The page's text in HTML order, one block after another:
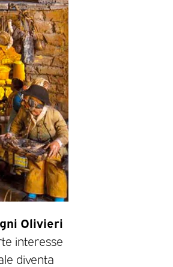
Olivieri
interesse
diventa